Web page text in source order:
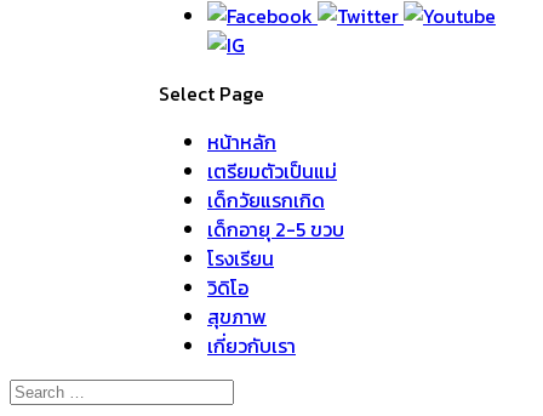
Select Page
หน้าหลัก
เตรียมตัวเป็นแม่
เด็กวัยแรกเกิด
เด็กอายุ 2-5 ขวบ
โรงเรียน
วิดิโอ
สุขภาพ
เกี่ยวกับเรา